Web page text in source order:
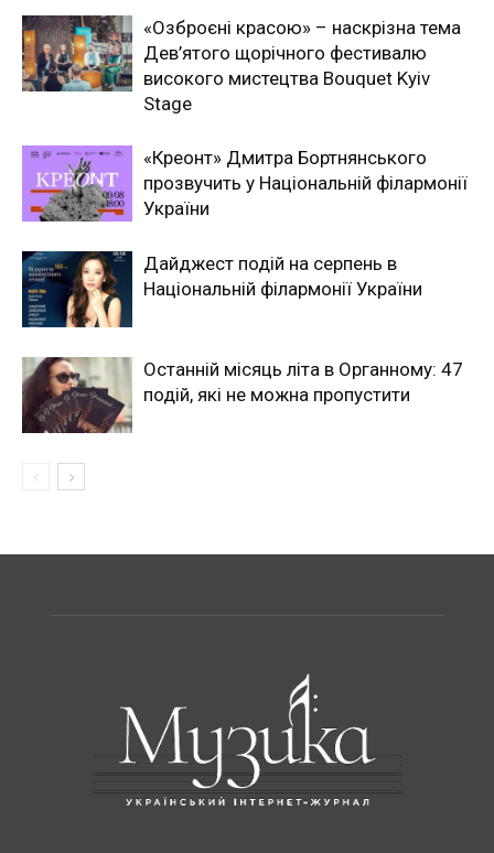
«Озброєні красою» – наскрізна тема
Дев’ятого щорічного фестивалю
високого мистецтва Bouquet Kyiv
Stage
«Креонт» Дмитра Бортнянського
прозвучить у Національній філармонії
України
Дайджест подій на серпень в
Національній філармонії України
Останній місяць літа в Органному: 47
подій, які не можна пропустити